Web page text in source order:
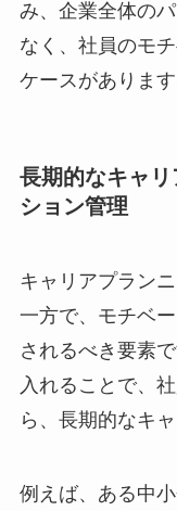
み、企業全体の
なく、社員のモ
ケースがあります
長期的なキャ
ション管理
キャリアプラン
一方で、モチベ
されるべき要素
入れることで、
ら、長期的なキ
例えば、ある中